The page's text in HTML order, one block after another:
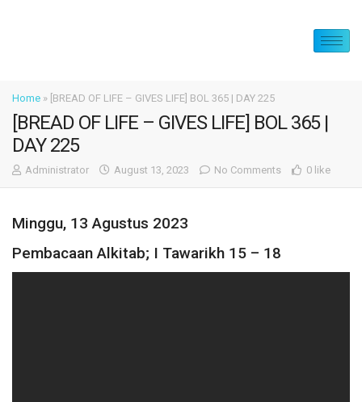
Home » [BREAD OF LIFE – GIVES LIFE] BOL 365 | DAY 225
[BREAD OF LIFE – GIVES LIFE] BOL 365 |
DAY 225
Administrator August 13, 2023 No Comments 0 like
Minggu, 13 Agustus 2023
Pembacaan Alkitab; I Tawarikh 15 – 18